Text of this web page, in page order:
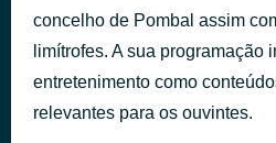
concelho de Pombal assim
limítrofes. A sua programação
entretenimento como
relevantes para os ouvintes.